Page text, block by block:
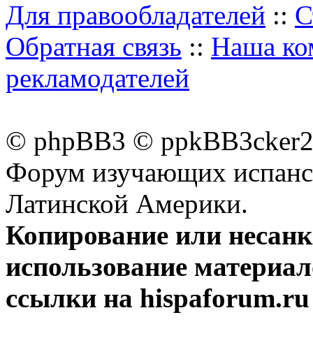
Для правообладателей ::
Обратная связь :: Наша
рекламодателей
© phpBB3 ©
Форум изучающих
Латинской Америки.
Копирование или
использование
ссылки на hispaforum.ru